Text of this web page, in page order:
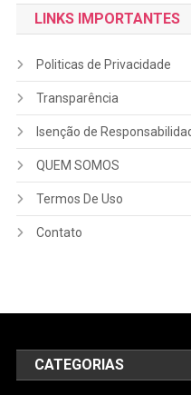
LINKS IMPORTANTES
Politicas de Privacidade
Transparência
Isenção de
QUEM SOMOS
Termos De Uso
Contato
CATEGORIAS